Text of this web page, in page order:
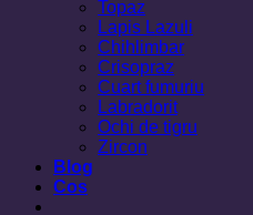
Topaz
Lapis Lazuli
Chihlimbar
Crisopraz
Cuart fumuriu
Labradorit
Ochi de tigru
Zircon
Blog
Cos